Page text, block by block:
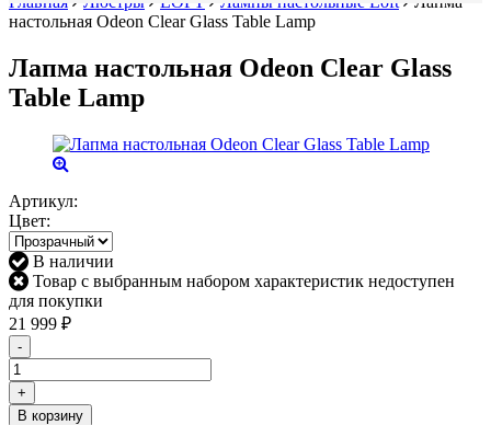
настольная Odeon Clear Glass Table Lamp
Лапма настольная Odeon Clear Glass
Table Lamp
Артикул:
Цвет:
В наличии
Товар с выбранным набором характеристик недоступен
для покупки
21 999 ₽
-
+
В корзину